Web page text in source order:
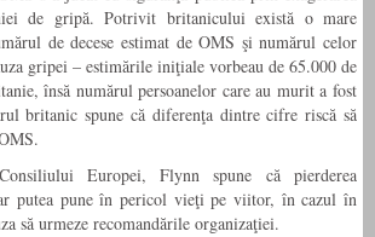
de gripă. Potrivit britanicului există o mare
de decese estimat de OMS şi numărul celor
gripei – estimările iniţiale vorbeau de 65.000 de
însă numărul persoanelor care au murit a fost
britanic spune că diferenţa dintre cifre riscă să
Europei, Flynn spune că pierderea
putea pune în pericol vieţi pe viitor, în cazul în
să urmeze recomandările organizaţiei.